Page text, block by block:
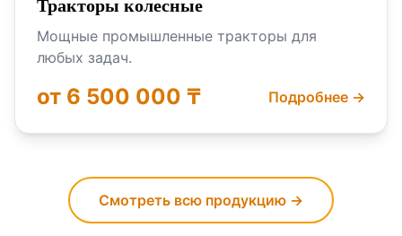
Тракторы колесные
Мощные промышленные тракторы для
любых задач.
от 6 500 000 ₸ Подробнее →
Смотреть всю продукцию →